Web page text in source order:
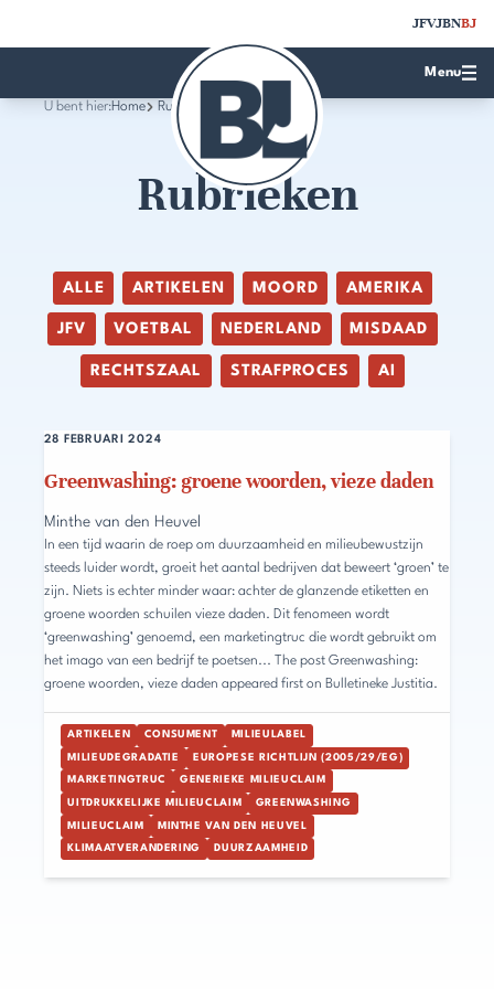
JFVJBNBJ
Menu
U bent hier:Home Rubrieken
Rubrieken
ALLE ARTIKELEN MOORD AMERIKA
JFV VOETBAL NEDERLAND MISDAAD
RECHTSZAAL STRAFPROCES AI
Greenwashing: groene woorden, vieze daden
28 FEBRUARI 2024
Minthe van den Heuvel
In een tijd waarin de roep om duurzaamheid en milieubewustzijn
steeds luider wordt, groeit het aantal bedrijven dat beweert ‘groen’ te
zijn. Niets is echter minder waar: achter de glanzende etiketten en
groene woorden schuilen vieze daden. Dit fenomeen wordt
‘greenwashing’ genoemd, een marketingtruc die wordt gebruikt om
het imago van een bedrijf te poetsen... The post Greenwashing:
groene woorden, vieze daden appeared first on Bulletineke Justitia.
ARTIKELEN CONSUMENT MILIEULABEL
MILIEUDEGRADATIE EUROPESE RICHTLIJN (2005/29/EG)
MARKETINGTRUC GENERIEKE MILIEUCLAIM
UITDRUKKELIJKE MILIEUCLAIM GREENWASHING
MILIEUCLAIM MINTHE VAN DEN HEUVEL
KLIMAATVERANDERING DUURZAAMHEID